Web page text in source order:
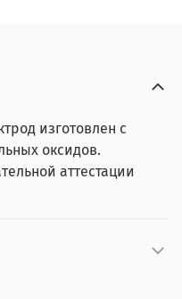
изготовлен с
оксидов.
аттестации